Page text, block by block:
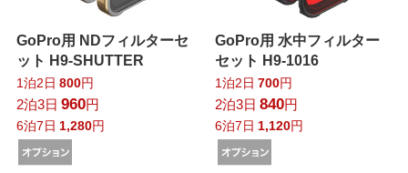
GoPro用 NDフィルターセ
ット H9-SHUTTER
1泊2日 800円
2泊3日 960円
6泊7日 1,280円
GoPro用 水中フィルター
セット H9-1016
1泊2日 700円
2泊3日 840円
6泊7日 1,120円